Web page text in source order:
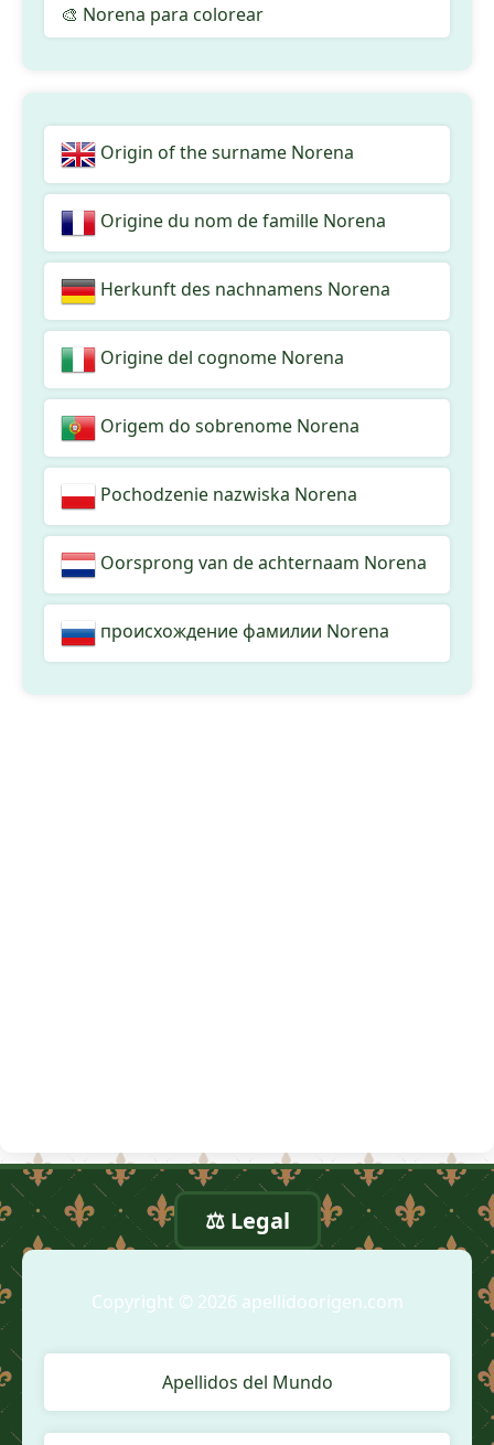
🎨 Norena para colorear
Origin of the surname Norena
Origine du nom de famille Norena
Herkunft des nachnamens Norena
Origine del cognome Norena
Origem do sobrenome Norena
Pochodzenie nazwiska Norena
Oorsprong van de achternaam Norena
происхождение фамилии Norena
⚖️ Legal
Copyright © 2026 apellidoorigen.com
Apellidos del Mundo